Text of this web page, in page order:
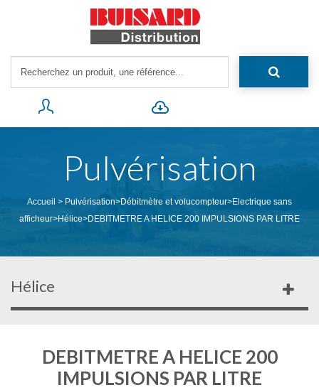
Pulvérisation
Accueil > Pulvérisation>Débitmètre et volucompteur>Electrique sans
afficheur>Hélice>DEBITMETRE A HELICE 200 IMPULSIONS PAR LITRE
Hélice
DEBITMETRE A HELICE 200
IMPULSIONS PAR LITRE